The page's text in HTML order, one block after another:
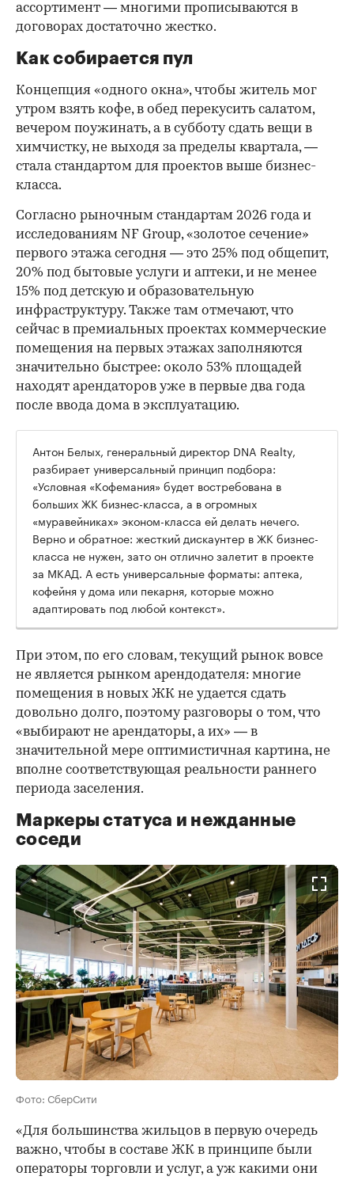
ассортимент — многими прописываются в
договорах достаточно жестко.
Как собирается пул
Концепция «одного окна», чтобы житель мог
утром взять кофе, в обед перекусить салатом,
вечером поужинать, а в субботу сдать вещи в
химчистку, не выходя за пределы квартала, —
стала стандартом для проектов выше бизнес-
класса.
Согласно рыночным стандартам 2026 года и
исследованиям NF Group, «золотое сечение»
первого этажа сегодня — это 25% под общепит,
20% под бытовые услуги и аптеки, и не менее
15% под детскую и образовательную
инфраструктуру. Также там отмечают, что
сейчас в премиальных проектах коммерческие
помещения на первых этажах заполняются
значительно быстрее: около 53% площадей
находят арендаторов уже в первые два года
после ввода дома в эксплуатацию.
Антон Белых, генеральный директор DNA Realty,
разбирает универсальный принцип подбора:
«Условная «Кофемания» будет востребована в
больших ЖК бизнес-класса, а в огромных
«муравейниках» эконом-класса ей делать нечего.
Верно и обратное: жесткий дискаунтер в ЖК бизнес-
класса не нужен, зато он отлично залетит в проекте
за МКАД. А есть универсальные форматы: аптека,
кофейня у дома или пекарня, которые можно
адаптировать под любой контекст».
При этом, по его словам, текущий рынок вовсе
не является рынком арендодателя: многие
помещения в новых ЖК не удается сдать
довольно долго, поэтому разговоры о том, что
«выбирают не арендаторы, а их» — в
значительной мере оптимистичная картина, не
вполне соответствующая реальности раннего
периода заселения.
Маркеры статуса и нежданные
соседи
Фото: СберСити
«Для большинства жильцов в первую очередь
важно, чтобы в составе ЖК в принципе были
операторы торговли и услуг, а уж какими они